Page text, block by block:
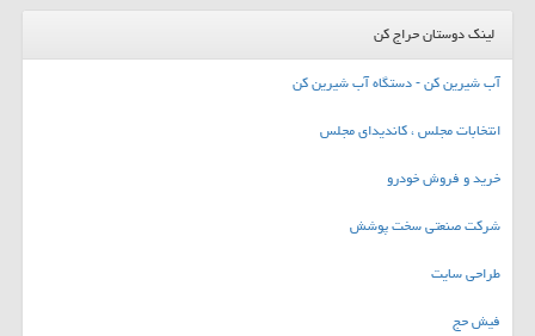
لینک دوستان حراج کن
آب شیرین کن - دستگاه آب شیرین کن
انتخابات مجلس ، کاندیدای مجلس
خرید و فروش خودرو
شرکت صنعتی سخت پوشش
طراحی سایت
فیش حج